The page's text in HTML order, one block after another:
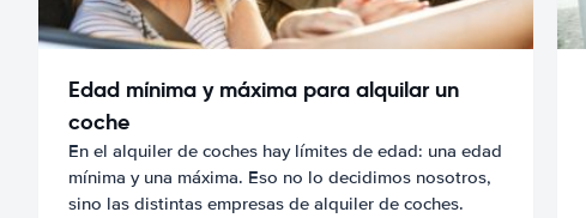
Edad mínima y máxima para alquilar un
coche
En el alquiler de coches hay límites de edad: una edad
mínima y una máxima. Eso no lo decidimos nosotros,
sino las distintas empresas de alquiler de coches.